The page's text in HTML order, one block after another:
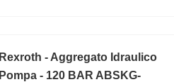
Rexroth - Aggregato Idraulico
Pompa - 120 BAR ABSKG-